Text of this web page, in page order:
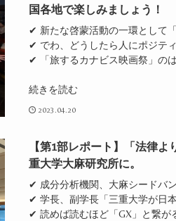
国各地で楽しみましょう！
✔ 新たな啓蒙活動の一環として
✔ でわ、どうしたら人にポジテ
✔ 「旅するカナビス映画祭」の
続きを読む
2023.04.20
【第1部レポート】「法律
重大学大麻研究所に。
✔ 成分分析機関、大麻シードバ
✔ 学長、副学長「三重大学が日
✔ 読めば読むほど「GX」と繋が